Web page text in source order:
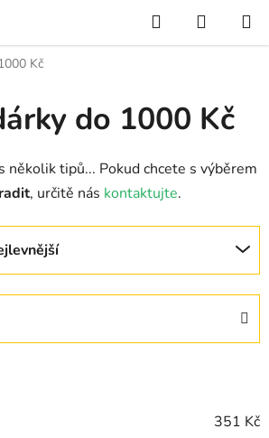
Hledat
KOŠÍK
Kč
do 1000 Kč
několik tipů... Pokud chcete s výběrem
, určitě nás kontaktujte.
351 Kč